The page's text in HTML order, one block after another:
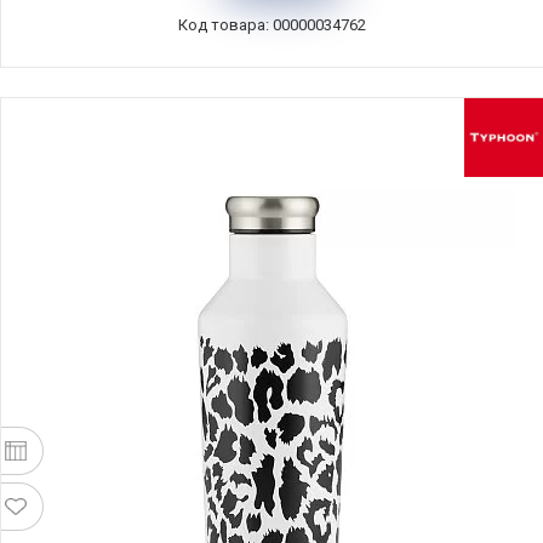
Код товара: 00000034762